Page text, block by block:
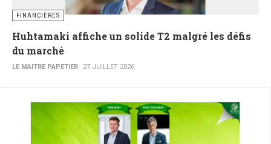
FINANCIÈRES
Huhtamaki affiche un solide T2 malgré les défis
du marché
LE MAITRE PAPETIER 27 JUILLET 2026